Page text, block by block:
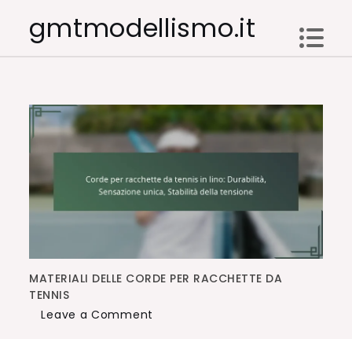
gmtmodellismo.it
MATERIALI DELLE CORDE PER RACCHETTE DA
TENNIS
Leave a Comment